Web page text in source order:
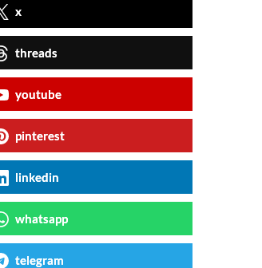
x
threads
youtube
pinterest
linkedin
whatsapp
telegram